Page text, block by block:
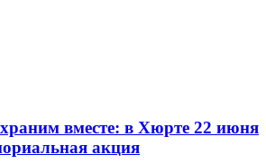
вместе: в Хюрте 22 июня
акция